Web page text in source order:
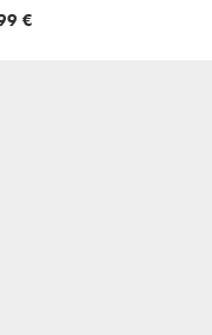
avec encolure
€